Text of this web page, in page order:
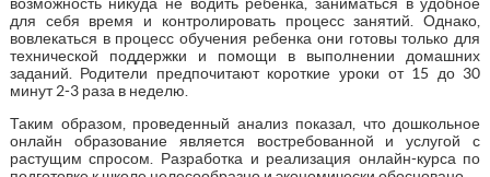
для себя время и контролировать процесс занятий. Однако,
вовлекаться в процесс обучения ребенка они готовы только для
технической поддержки и помощи в выполнении домашних
заданий. Родители предпочитают короткие уроки от 15 до 30
минут 2-3 раза в неделю.
Таким образом, проведенный анализ показал, что дошкольное
онлайн образование является востребованной и услугой с
растущим спросом. Разработка и реализация онлайн-курса по